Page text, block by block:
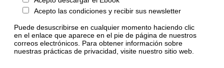
Acepto las condiciones y recibir sus newsletter
Puede desuscribirse en cualquier momento haciendo clic
en el enlace que aparece en el pie de página de nuestros
correos electrónicos. Para obtener información sobre
nuestras prácticas de privacidad, visite nuestro sitio web.